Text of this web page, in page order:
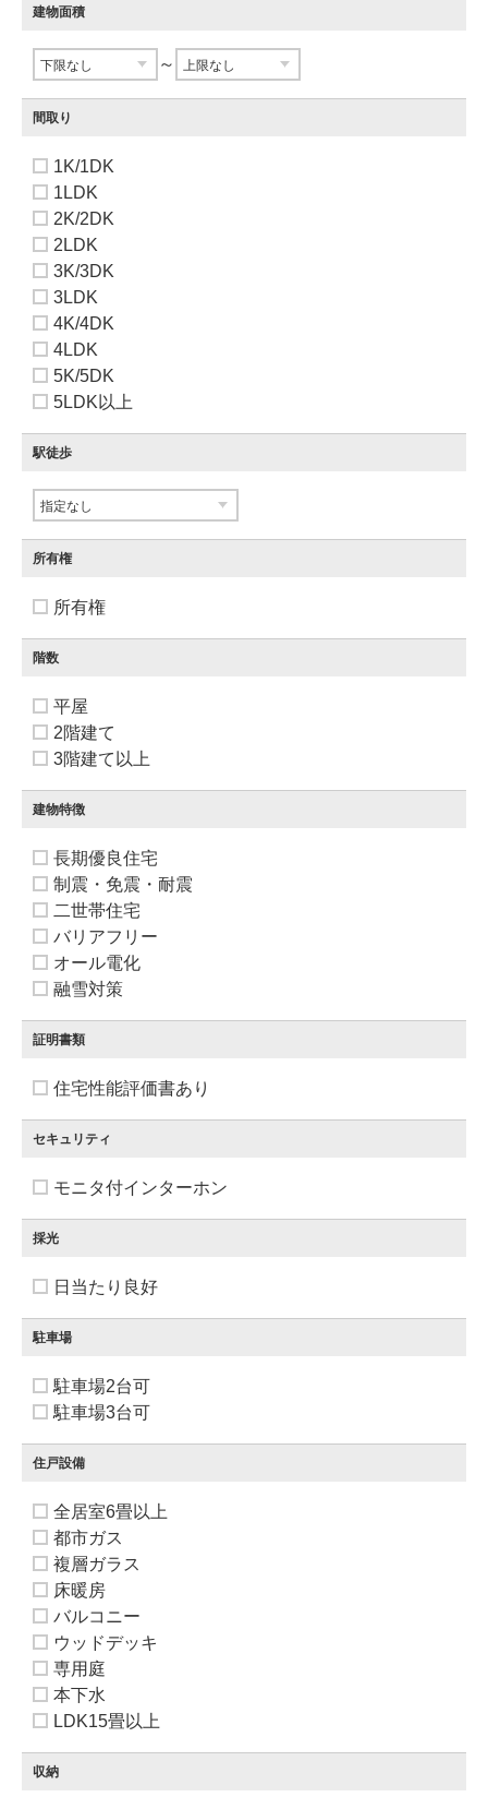
建物面積
～
間取り
1K/1DK
1LDK
2K/2DK
2LDK
3K/3DK
3LDK
4K/4DK
4LDK
5K/5DK
5LDK以上
駅徒歩
所有権
所有権
階数
平屋
2階建て
3階建て以上
建物特徴
長期優良住宅
制震・免震・耐震
二世帯住宅
バリアフリー
オール電化
融雪対策
証明書類
住宅性能評価書あり
セキュリティ
モニタ付インターホン
採光
日当たり良好
駐車場
駐車場2台可
駐車場3台可
住戸設備
全居室6畳以上
都市ガス
複層ガラス
床暖房
バルコニー
ウッドデッキ
専用庭
本下水
LDK15畳以上
収納